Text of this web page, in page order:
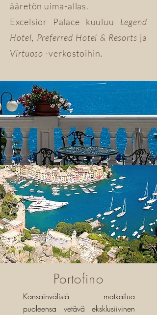
ääretön uima-allas.
Excelsior Palace kuuluu Legend
Hotel, Preferred Hotel & Resorts ja
Virtuoso -verkostoihin.
Portofino
Kansainvälistä matkailua
puoleensa vetävä eksklusiivinen